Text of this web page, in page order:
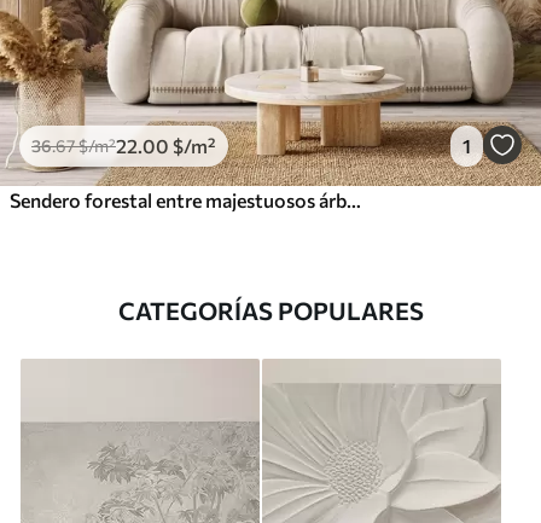
36.67$/m²22 .00 $/m² 1
CATEGORÍAS POPULARES